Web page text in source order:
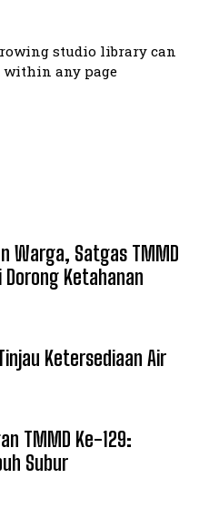
studio library can
within any page
Warga, Satgas TMMD
Dorong Ketahanan
Ketersediaan Air
TMMD Ke-129:
Subur